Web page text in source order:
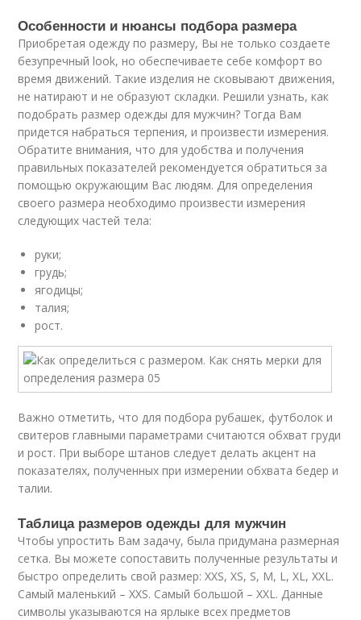
Особенности и нюансы подбора размера
Приобретая одежду по размеру, Вы не только создаете
безупречный look, но обеспечиваете себе комфорт во
время движений. Такие изделия не сковывают движения,
не натирают и не образуют складки. Решили узнать, как
подобрать размер одежды для мужчин? Тогда Вам
придется набраться терпения, и произвести измерения.
Обратите внимания, что для удобства и получения
правильных показателей рекомендуется обратиться за
помощью окружающим Вас людям. Для определения
своего размера необходимо произвести измерения
следующих частей тела:
руки;
грудь;
ягодицы;
талия;
рост.
Важно отметить, что для подбора рубашек, футболок и
свитеров главными параметрами считаются обхват груди
и рост. При выборе штанов следует делать акцент на
показателях, полученных при измерении обхвата бедер и
талии.
Таблица размеров одежды для мужчин
Чтобы упростить Вам задачу, была придумана размерная
сетка. Вы можете сопоставить полученные результаты и
быстро определить свой размер: XXS, XS, S, M, L, XL, XXL.
Самый маленький – XXS. Самый большой – XXL. Данные
символы указываются на ярлыке всех предметов